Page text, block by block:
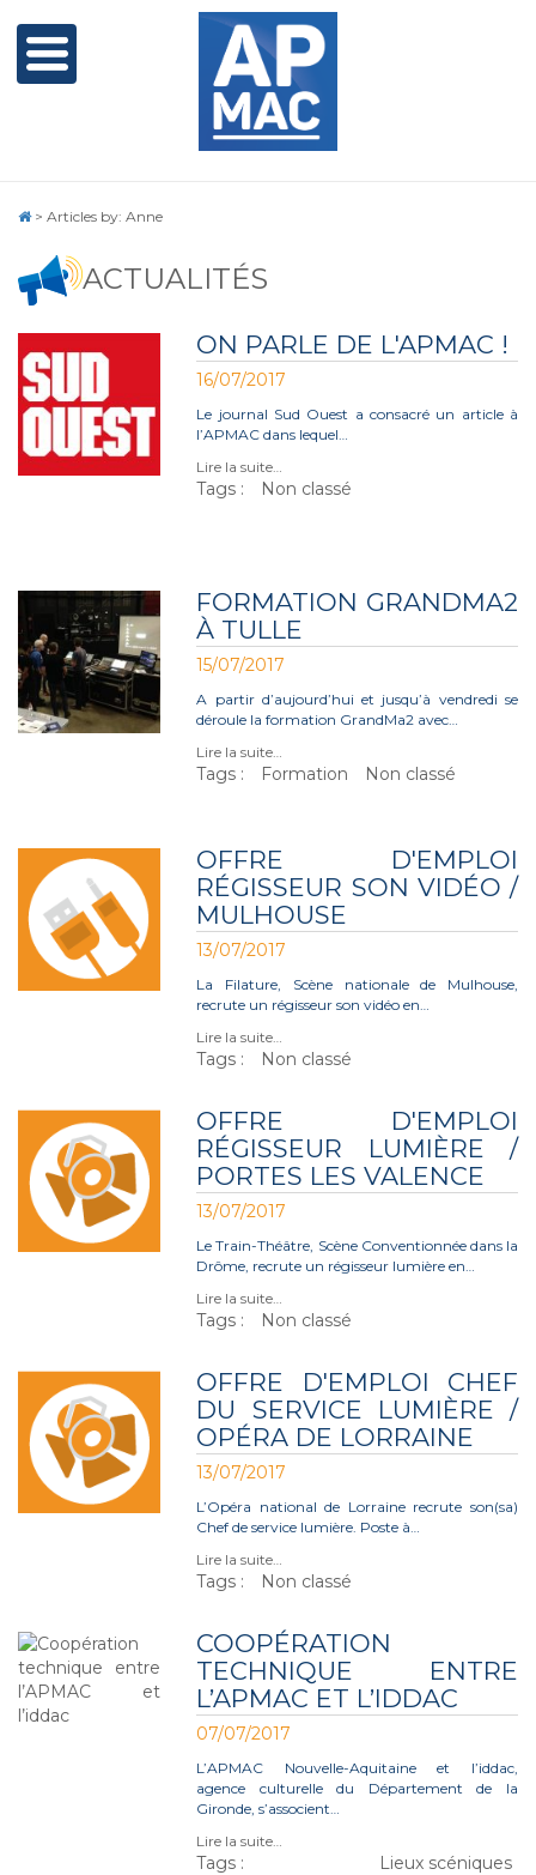
> Articles by: Anne
ACTUALITÉS
ON PARLE DE L'APMAC !
16/07/2017
Le journal Sud Ouest a consacré un article à
l’APMAC dans lequel…
Lire la suite…
Tags : Non classé
FORMATION GRANDMA2
À TULLE
15/07/2017
A partir d’aujourd’hui et jusqu’à vendredi se
déroule la formation GrandMa2 avec…
Lire la suite…
Tags : Formation Non classé
OFFRE D'EMPLOI
RÉGISSEUR SON VIDÉO /
MULHOUSE
13/07/2017
La Filature, Scène nationale de Mulhouse,
recrute un régisseur son vidéo en…
Lire la suite…
Tags : Non classé
OFFRE D'EMPLOI
RÉGISSEUR LUMIÈRE /
PORTES LES VALENCE
13/07/2017
Le Train-Théâtre, Scène Conventionnée dans la
Drôme, recrute un régisseur lumière en…
Lire la suite…
Tags : Non classé
OFFRE D'EMPLOI CHEF
DU SERVICE LUMIÈRE /
OPÉRA DE LORRAINE
13/07/2017
L’Opéra national de Lorraine recrute son(sa)
Chef de service lumière. Poste à…
Lire la suite…
Tags : Non classé
COOPÉRATION
TECHNIQUE ENTRE
L’APMAC ET L’IDDAC
07/07/2017
L’APMAC Nouvelle-Aquitaine et l’iddac,
agence culturelle du Département de la
Gironde, s’associent…
Lire la suite…
Tags :
Lieux scéniques